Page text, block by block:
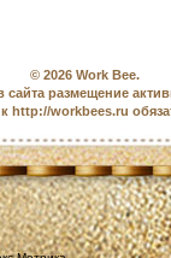
© 2026 Work Bee.
размещение
http://workbees.ru